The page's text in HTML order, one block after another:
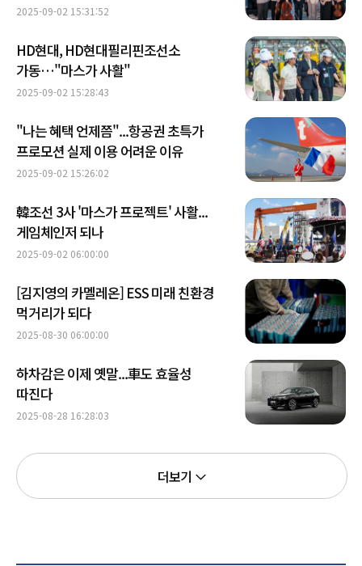
2025-09-02 15:31:52
HD현대, HD현대필리핀조선소
가동…"마스가 사활"
2025-09-02 15:28:43
"나는 혜택 언제쯤"...항공권 초특가
프로모션 실제 이용 어려운 이유
2025-09-02 15:26:02
韓조선 3사 '마스가 프로젝트' 사활...
게임체인저 되나
2025-09-02 06:00:00
[김지영의 카멜레온] ESS 미래 친환경
먹거리가 되다
2025-08-30 06:00:00
하차감은 이제 옛말...車도 효율성
따진다
2025-08-28 16:28:03
더보기